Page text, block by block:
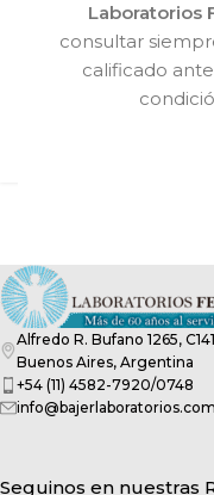
Laboratorios
consultar
calificado
La Citronela es
repelentes de
¿Qué
Alfredo R. Bufano 1265,
Buenos Aires, Argentina
+54 (11) 4582-7920/0748
Seguinos en nuestras